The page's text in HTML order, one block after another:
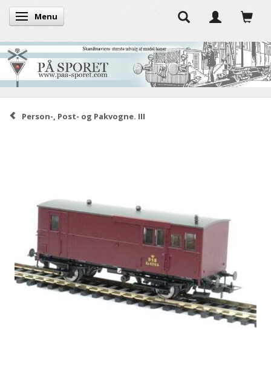
Skifte navigation
Menu
Person-, Post- og Pakvogne. III